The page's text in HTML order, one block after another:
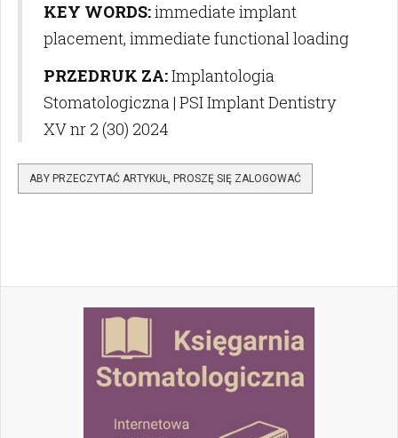
KEY WORDS:immediate implant
placement, immediate functional loading
PRZEDRUK ZA:Implantologia
Stomatologiczna | PSI Implant Dentistry
XV nr 2 (30) 2024
ABY PRZECZYTAĆ ARTYKUŁ, PROSZĘ SIĘ ZALOGOWAĆ